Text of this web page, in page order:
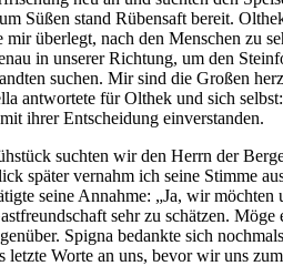
Süßen stand Rübensaft bereit.
mir überlegt, nach den Menschen zu
in unserer Richtung, um den
suchen. Mir sind die Großen
antwortete für Olthek und sich
ihrer Entscheidung einverstanden.
suchten wir den Herrn der
später vernahm ich seine Stimme
seine Annahme: „Ja, wir
sehr zu schätzen.
Spigna bedankte sich
letzte Worte an uns, bevor wir uns